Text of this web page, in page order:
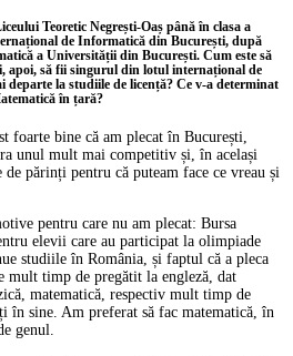
Teoretic Negrești-Oaș până în clasa a
de Informatică din București, după
a Universității din București. Cum este să
apoi, să fii singurul din lotul internațional de
departe la studiile de licență? Ce v-a determinat
în țară?
foarte bine că am plecat în București,
unul mult mai competitiv și, în același
părinți pentru că puteam face ce vreau și
pentru care nu am plecat: Bursa
elevii care au participat la olimpiade
studiile în România, și faptul că a pleca
mult timp de pregătit la engleză, dat
matematică, respectiv mult timp de
în sine. Am preferat să fac matematică, în
genul.